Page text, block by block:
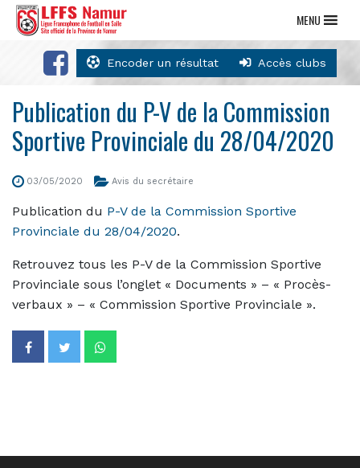
Encoder un résultat Accès clubs
MENU
Publication du P-V de la Commission
Sportive Provinciale du 28/04/2020
03/05/2020 Avis du secrétaire
Publication du P-V de la Commission Sportive
Provinciale du 28/04/2020.
Retrouvez tous les P-V de la Commission Sportive
Provinciale sous l’onglet « Documents » – « Procès-
verbaux » – « Commission Sportive Provinciale ».